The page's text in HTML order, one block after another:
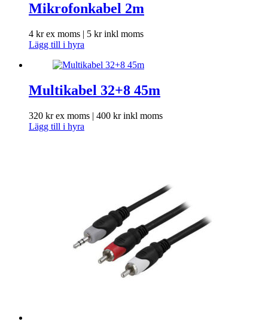
Mikrofonkabel 2m
4 krex moms | 5 krinkl moms
Lägg till i hyra
Multikabel 32+8 45m
320 krex moms | 400 krinkl moms
Lägg till i hyra